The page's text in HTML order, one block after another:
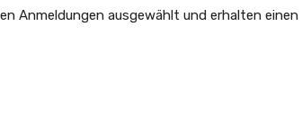
Anmeldungen ausgewählt und erhalten einen